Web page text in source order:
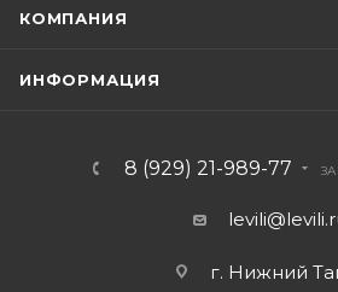
КОМПАНИЯ
ИНФОРМАЦИЯ
8 (929) 21-989-77
г. Нижний